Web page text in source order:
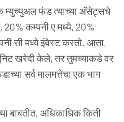
म्युच्युअल फंड त्याच्या अ‍ॅसेट्सचे
कम्पनी ए मध्ये, 20%
सी मध्ये इंवेस्ट करतो. आता,
खरेदी केले, तर तुमच्याकडे वर
सर्व मालमत्तेचा एक भाग
अधिकाधिक किती